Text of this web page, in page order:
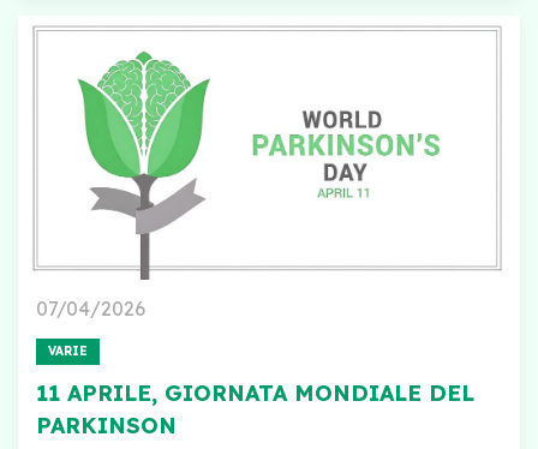
07/04/2026
VARIE
11 APRILE, GIORNATA MONDIALE DEL
PARKINSON